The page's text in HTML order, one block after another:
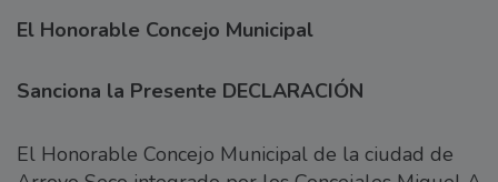
El Honorable Concejo Municipal
Sanciona la Presente DECLARACIÓN
El Honorable Concejo Municipal de la ciudad de